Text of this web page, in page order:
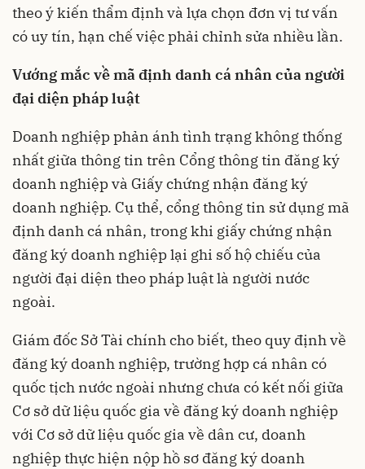
theo ý kiến thẩm định và lựa chọn đơn vị tư vấn
có uy tín, hạn chế việc phải chỉnh sửa nhiều lần.
Vướng mắc về mã định danh cá nhân của người
đại diện pháp luật
Doanh nghiệp phản ánh tình trạng không thống
nhất giữa thông tin trên Cổng thông tin đăng ký
doanh nghiệp và Giấy chứng nhận đăng ký
doanh nghiệp. Cụ thể, cổng thông tin sử dụng mã
định danh cá nhân, trong khi giấy chứng nhận
đăng ký doanh nghiệp lại ghi số hộ chiếu của
người đại diện theo pháp luật là người nước
ngoài.
Giám đốc Sở Tài chính cho biết, theo quy định về
đăng ký doanh nghiệp, trường hợp cá nhân có
quốc tịch nước ngoài nhưng chưa có kết nối giữa
Cơ sở dữ liệu quốc gia về đăng ký doanh nghiệp
với Cơ sở dữ liệu quốc gia về dân cư, doanh
nghiệp thực hiện nộp hồ sơ đăng ký doanh